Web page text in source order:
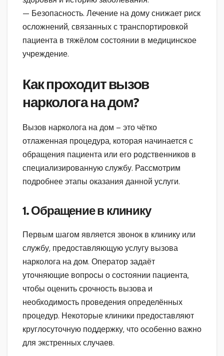
— Безопасность. Лечение на дому снижает риск
осложнений, связанных с транспортировкой
пациента в тяжёлом состоянии в медицинское
учреждение.
Как проходит вызов
нарколога на дом?
Вызов нарколога на дом – это чётко
отлаженная процедура, которая начинается с
обращения пациента или его родственников в
специализированную службу. Рассмотрим
подробнее этапы оказания данной услуги.
1. Обращение в клинику
Первым шагом является звонок в клинику или
службу, предоставляющую услугу вызова
нарколога на дом. Оператор задаёт
уточняющие вопросы о состоянии пациента,
чтобы оценить срочность вызова и
необходимость проведения определённых
процедур. Некоторые клиники предоставляют
круглосуточную поддержку, что особенно важно
для экстренных случаев.